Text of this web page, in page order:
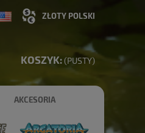
KOSZYK:(PUSTY)
AKCESORIA